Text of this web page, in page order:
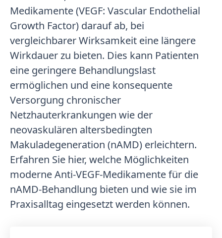
Medikamente (VEGF: Vascular Endothelial
Growth Factor) darauf ab, bei
vergleichbarer Wirksamkeit eine längere
Wirkdauer zu bieten. Dies kann Patienten
eine geringere Behandlungslast
ermöglichen und eine konsequente
Versorgung chronischer
Netzhauterkrankungen wie der
neovaskulären altersbedingten
Makuladegeneration (nAMD) erleichtern.
Erfahren Sie hier, welche Möglichkeiten
moderne Anti-VEGF-Medikamente für die
nAMD-Behandlung bieten und wie sie im
Praxisalltag eingesetzt werden können.